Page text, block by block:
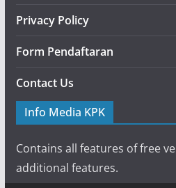
Privacy Policy
Form Pendaftaran
Contact Us
Info Media KPK
Contains all features of free
additional features.